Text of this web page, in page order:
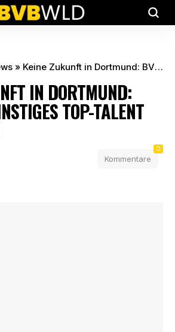
» Keine Zukunft in Dortmund: BVB will einstiges Top-Talent verkaufen
IN DORTMUND:
TOP-TALENT
Kommentare
0